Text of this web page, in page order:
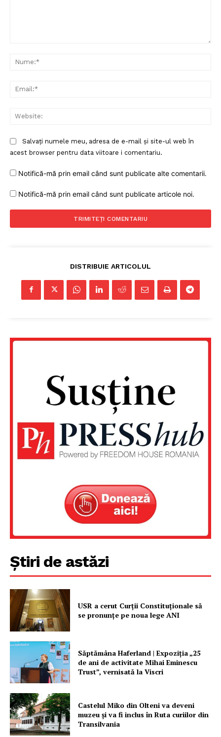
Un proiect
Despre noi / Echipa
Proiecte editoriale
Contact
Salvați numele meu, adresa de e-mail și site-ul web în
acest browser pentru data viitoare i comentariu.
Notifică-mă prin email când sunt publicate alte comentarii.
Notifică-mă prin email când sunt publicate articole noi.
DISTRIBUIE ARTICOLUL
Știri de astăzi
USR a cerut Curții Constituționale să
se pronunțe pe noua lege ANI
Săptămâna Haferland | Expoziţia „25
de ani de activitate Mihai Eminescu
Trust”, vernisată la Viscri
Castelul Miko din Olteni va deveni
muzeu şi va fi inclus în Ruta curiilor din
Transilvania